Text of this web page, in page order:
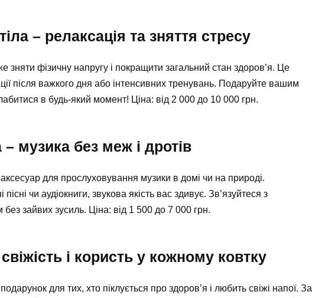
– релаксація та зняття стресу
зняти фізичну напругу і покращити загальний стан здоров’я. Це
після важкого дня або інтенсивних тренувань. Подаруйте вашим
в будь-який момент! Ціна: від 2 000 до 10 000 грн.
музика без меж і дротів
для прослуховування музики в домі чи на природі.
чи аудіокниги, звукова якість вас здивує. Зв’язуйтеся з
зайвих зусиль. Ціна: від 1 500 до 7 000 грн.
і користь у кожному ковтку
для тих, хто піклується про здоров’я і любить свіжі напої. За